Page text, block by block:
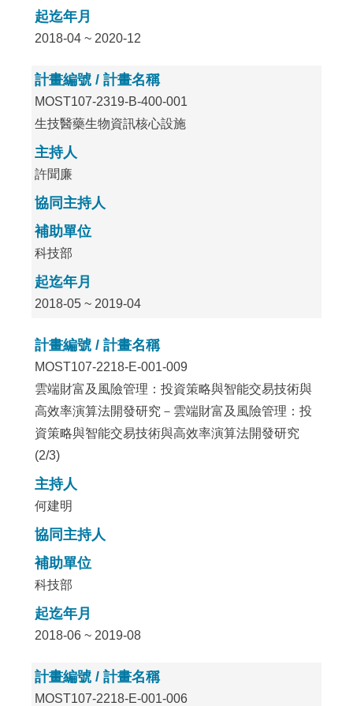
起迄年月
2018-04 ~ 2020-12
計畫編號 / 計畫名稱
MOST107-2319-B-400-001
生技醫藥生物資訊核心設施
主持人
許聞廉
協同主持人
補助單位
科技部
起迄年月
2018-05 ~ 2019-04
計畫編號 / 計畫名稱
MOST107-2218-E-001-009
雲端財富及風險管理：投資策略與智能交易技術與
高效率演算法開發研究－雲端財富及風險管理：投
資策略與智能交易技術與高效率演算法開發研究
(2/3)
主持人
何建明
協同主持人
補助單位
科技部
起迄年月
2018-06 ~ 2019-08
計畫編號 / 計畫名稱
MOST107-2218-E-001-006